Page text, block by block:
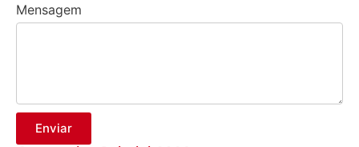
Mensagem
Enviar